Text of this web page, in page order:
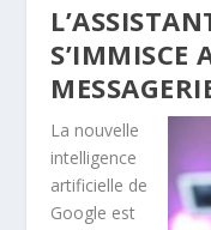
S’IMMISCE
La nouvelle
intelligence
artificielle de
Google est